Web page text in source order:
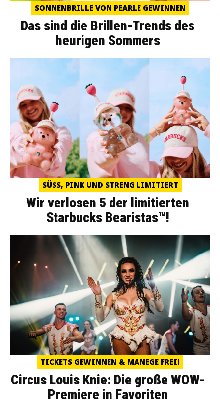
SONNENBRILLE VON PEARLE GEWINNEN
Das sind die Brillen-Trends des
heurigen Sommers
SÜSS, PINK UND STRENG LIMITIERT
Wir verlosen 5 der limitierten
Starbucks Bearistas™!
TICKETS GEWINNEN & MANEGE FREI!
Circus Louis Knie: Die große WOW-
Premiere in Favoriten